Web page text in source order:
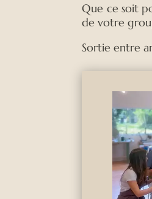
Que ce soit
de votre
Sortie entre